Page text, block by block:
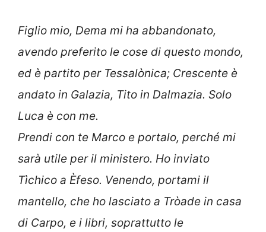
Figlio mio, Dema mi ha abbandonato,
avendo preferito le cose di questo mondo,
ed è partito per Tessalònica; Crescente è
andato in Galazia, Tito in Dalmazia. Solo
Luca è con me.
Prendi con te Marco e portalo, perché mi
sarà utile per il ministero. Ho inviato
Tìchico a Èfeso. Venendo, portami il
mantello, che ho lasciato a Tròade in casa
di Carpo, e i libri, soprattutto le